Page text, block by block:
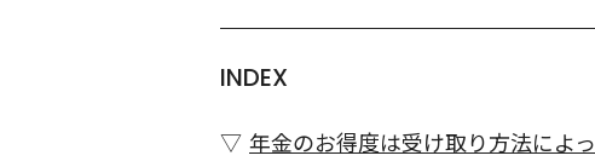
INDEX
年金のお得度は受け取り方法によ